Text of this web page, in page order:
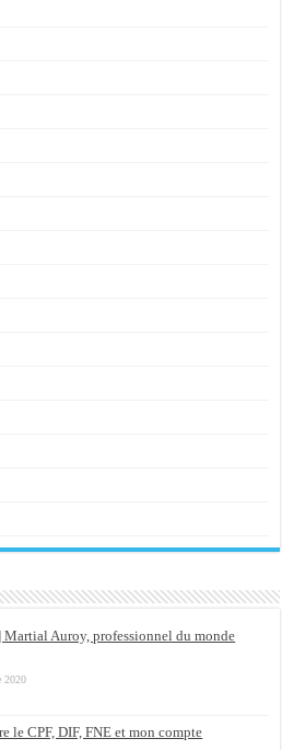
Auroy, professionnel du monde
2020
le CPF, DIF, FNE et mon compte